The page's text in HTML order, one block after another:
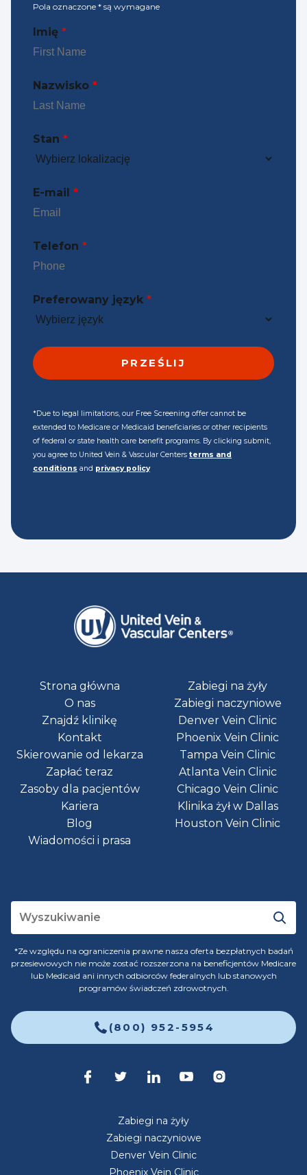
Pola oznaczone * są wymagane
Imię *
Nazwisko *
Stan *
E-mail *
Telefon *
Preferowany język *
*Due to legal limitations, our Free Screening offer cannot be
extended to Medicare or Medicaid beneficiaries or other recipients
of federal or state health care benefit programs. By clicking submit,
you agree to United Vein & Vascular Centers terms and
conditions and privacy policy
Strona główna
O nas
Znajdź klinikę
Kontakt
Skierowanie od lekarza
Zapłać teraz
Zasoby dla pacjentów
Kariera
Blog
Wiadomości i prasa
Zabiegi na żyły
Zabiegi naczyniowe
Denver Vein Clinic
Phoenix Vein Clinic
Tampa Vein Clinic
Atlanta Vein Clinic
Chicago Vein Clinic
Klinika żył w Dallas
Houston Vein Clinic
*Ze względu na ograniczenia prawne nasza oferta bezpłatnych badań
przesiewowych nie może zostać rozszerzona na beneficjentów Medicare
lub Medicaid ani innych odbiorców federalnych lub stanowych
programów świadczeń zdrowotnych.
(800) 952-5954
Zabiegi na żyły
Zabiegi naczyniowe
Denver Vein Clinic
Phoenix Vein Clinic